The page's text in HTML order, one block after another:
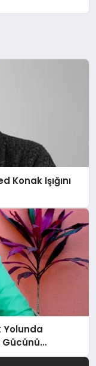
Konak Işığını
Yolunda
Gücünü